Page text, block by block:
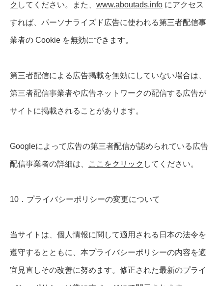
ク してください。また、 www.aboutads.info にアクセス
すれば、パーソナライズド広告に使われる第三者配信事
業者の Cookie を無効にできます。
第三者配信による広告掲載を無効にしていない場合は、
第三者配信事業者や広告ネットワークの配信する広告が
サイトに掲載されることがあります。
Googleによって広告の第三者配信が認められている広告
配信事業者の詳細は、 ここをクリック してください。
10．プライバシーポリシーの変更について
当サイトは、個人情報に関して適用される日本の法令を
遵守するとともに、本プライバシーポリシーの内容を適
宜見直しその改善に努めます。修正された最新のプライ